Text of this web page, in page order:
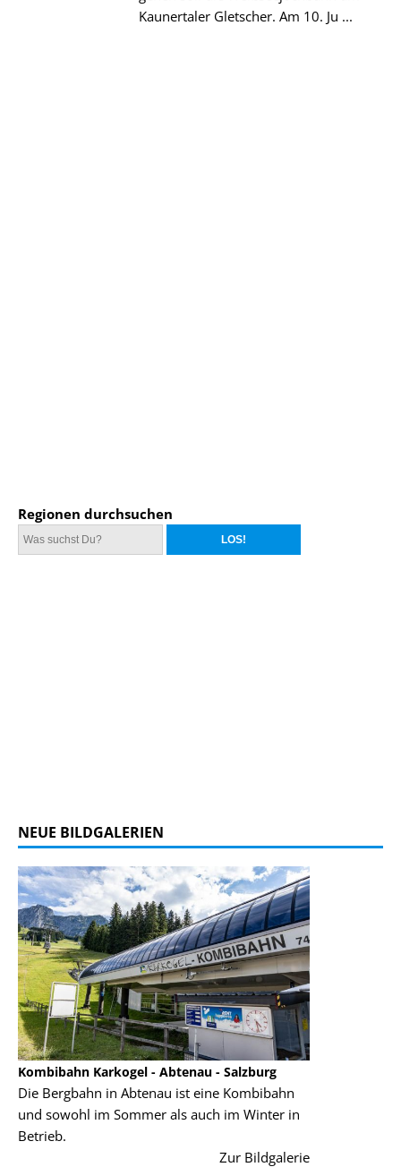
Kaunertaler Gletscher. Am 10. Ju ...
Regionen durchsuchen
NEUE BILDGALERIEN
Kombibahn Karkogel - Abtenau - Salzburg
Die Bergbahn in Abtenau ist eine Kombibahn
und sowohl im Sommer als auch im Winter in
Betrieb.
Zur Bildgalerie